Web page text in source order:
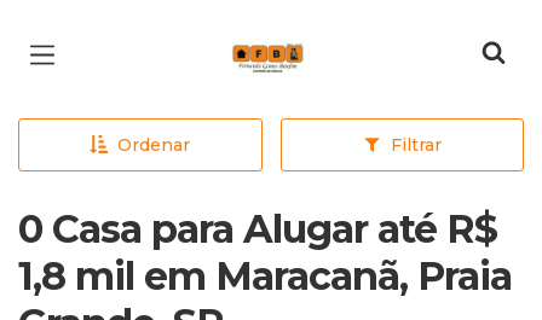
Página inicial
Ordenar Filtrar
0 Casa para Alugar até R$
1,8 mil em Maracanã, Praia